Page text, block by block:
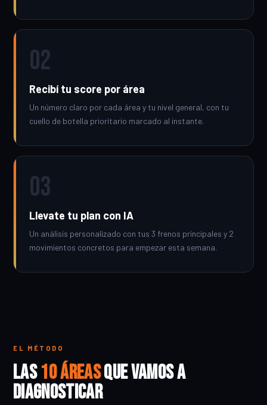
02
Recibí tu score por área
Un número claro por cada área y tu nivel general, con tu
cuello de botella prioritario marcado al instante.
03
Llevate tu plan con IA
Un análisis personalizado con tus 3 frenos principales y 2
movimientos concretos para empezar esta semana.
EL MÉTODO
Las10 áreasque vamos a
diagnosticar